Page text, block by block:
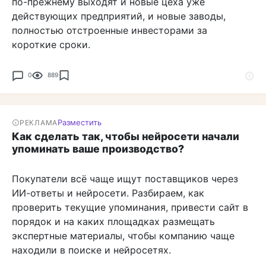
действующих предприятий, и новые заводы,
полностью отстроенные инвесторами за
короткие сроки.
0 889
РЕКЛАМАРазместить
Как сделать так, чтобы нейросети начали
упоминать ваше производство?
Покупатели всё чаще ищут поставщиков через
ИИ-ответы и нейросети. Разбираем, как
проверить текущие упоминания, привести сайт в
порядок и на каких площадках размещать
экспертные материалы, чтобы компанию чаще
находили в поиске и нейросетях.